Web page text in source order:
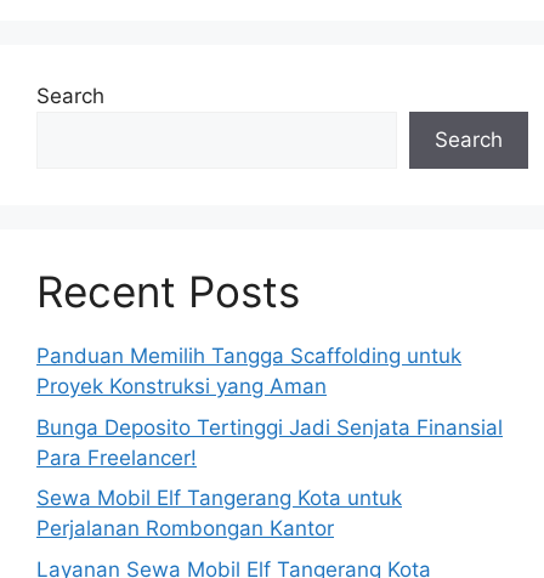
Search
Search
Recent Posts
Panduan Memilih Tangga Scaffolding untuk
Proyek Konstruksi yang Aman
Bunga Deposito Tertinggi Jadi Senjata Finansial
Para Freelancer!
Sewa Mobil Elf Tangerang Kota untuk
Perjalanan Rombongan Kantor
Layanan Sewa Mobil Elf Tangerang Kota